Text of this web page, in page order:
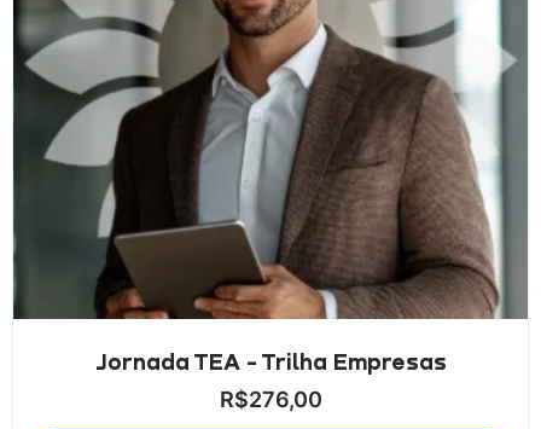
Jornada TEA - Trilha Empresas
R$276,00